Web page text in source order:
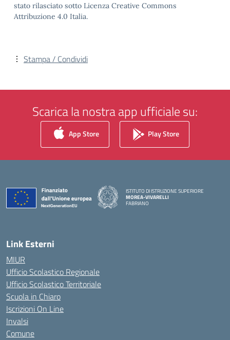
stato rilasciato sotto Licenza Creative Commons
Attribuzione 4.0 Italia.
Stampa / Condividi
Scarica la nostra app ufficiale su:
App Store Play Store
ISTITUTO DI ISTRUZIONE SUPERIORE
MOREA-VIVARELLI
FABRIANO
Link Esterni
MIUR
Ufficio Scolastico Regionale
Ufficio Scolastico Territoriale
Scuola in Chiaro
Iscrizioni On Line
Invalsi
Comune